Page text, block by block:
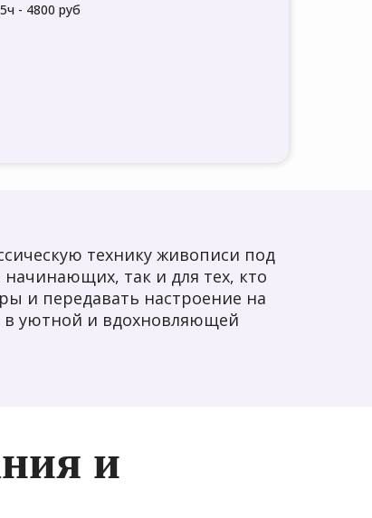
- 4800 руб
технику живописи под
начинающих, так и для тех, кто
и передавать настроение на
в уютной и вдохновляющей
и